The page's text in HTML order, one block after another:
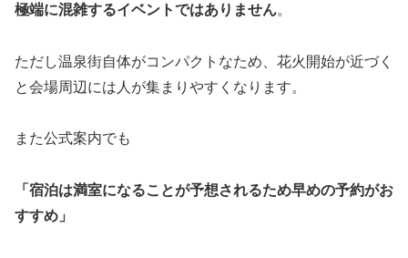
極端に混雑するイベントではありません。
ただし温泉街自体がコンパクトなため、花火開始が近づく
と会場周辺には人が集まりやすくなります。
また公式案内でも
「宿泊は満室になることが予想されるため早めの予約がお
すすめ」